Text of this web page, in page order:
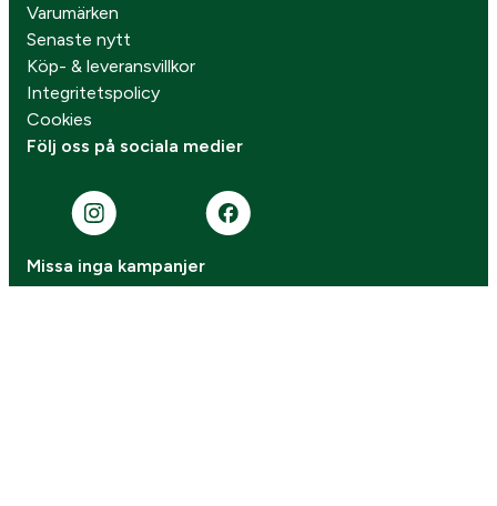
Varumärken
Senaste nytt
Köp- & leveransvillkor
Integritetspolicy
Cookies
Följ oss på sociala medier
Missa inga kampanjer